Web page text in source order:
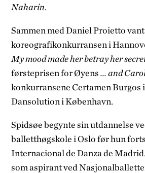
Naharin.
Sammen med Daniel Proietto
koreografikonkurransen i
My mood made her betray her
førsteprisen for Øyens... and
konkurransene Certamen Burgos
Dansolution i København.
Spidsøe begynte sin utdannelse
balletthøgskole i Oslo før hun
Internacional de Danza de
som aspirant ved